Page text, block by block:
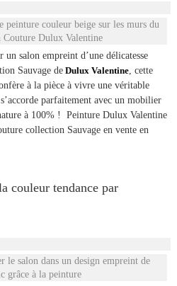
peinture couleur beige sur les murs du
Couture Dulux Valentine
salon empreint d’une délicatesse
Sauvage de Dulux Valentine, cette
à la pièce à vivre une véritable
parfaitement avec un mobilier
à 100% ! Peinture Dulux Valentine
collection Sauvage en vente en
couleur tendance par
salon dans un design empreint de
grâce à la peinture